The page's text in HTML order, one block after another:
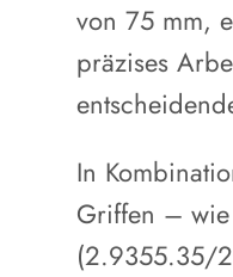
von 75 mm,
präzises
In
Griffen –
(2.9355.35/